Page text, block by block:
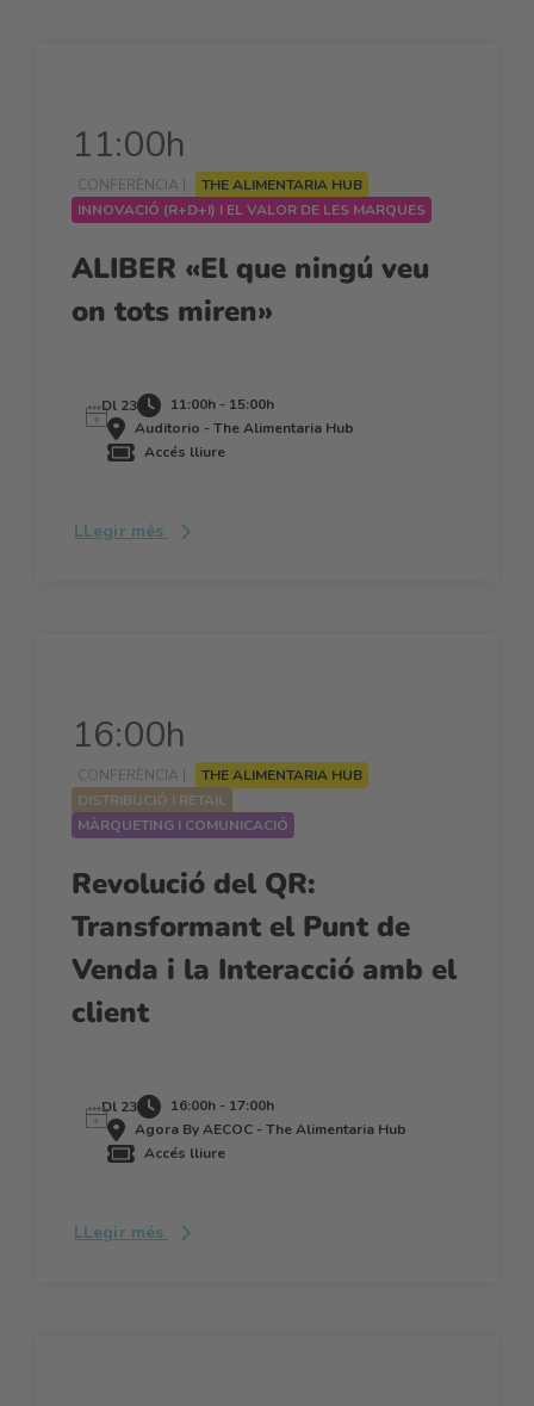
11:00h
CONFERÈNCIA |
THE ALIMENTARIA HUB
INNOVACIÓ (R+D+I) I EL VALOR DE LES MARQUES
ALIBER «El que ningú veu
on tots miren»
Dl 23
11:00h - 15:00h
Auditorio - The Alimentaria Hub
Accés lliure
LLegir més
16:00h
CONFERÈNCIA |
THE ALIMENTARIA HUB
DISTRIBUCIÓ I RETAIL
MÀRQUETING I COMUNICACIÓ
Revolució del QR:
Transformant el Punt de
Venda i la Interacció amb el
client
Dl 23
16:00h - 17:00h
Agora By AECOC - The Alimentaria Hub
Accés lliure
LLegir més